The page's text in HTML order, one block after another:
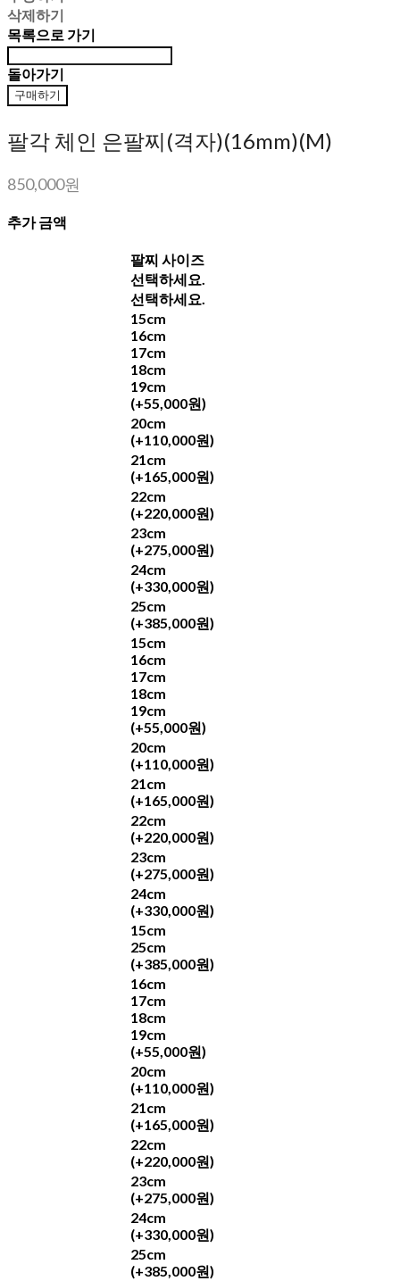
삭제하기
목록으로 가기
돌아가기
구매하기
팔각 체인 은팔찌(격자)(16mm)(M)
850,000원
추가 금액
팔찌 사이즈
선택하세요.
선택하세요.
15cm
16cm
17cm
18cm
19cm
(+55,000원)
20cm
(+110,000원)
21cm
(+165,000원)
22cm
(+220,000원)
23cm
(+275,000원)
24cm
(+330,000원)
25cm
(+385,000원)
15cm
16cm
17cm
18cm
19cm
(+55,000원)
20cm
(+110,000원)
21cm
(+165,000원)
22cm
(+220,000원)
23cm
(+275,000원)
24cm
(+330,000원)
15cm
25cm
(+385,000원)
16cm
17cm
18cm
19cm
(+55,000원)
20cm
(+110,000원)
21cm
(+165,000원)
22cm
(+220,000원)
23cm
(+275,000원)
24cm
(+330,000원)
25cm
(+385,000원)